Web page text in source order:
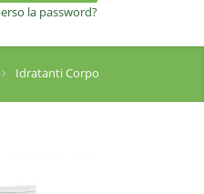
la password?
Idratanti Corpo